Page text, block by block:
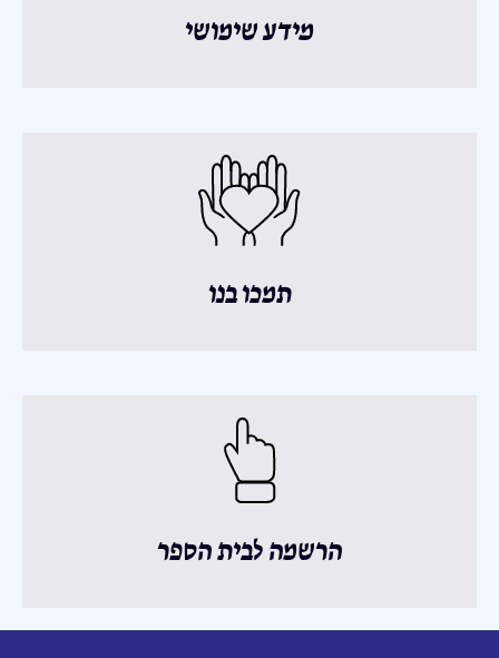
מידע שימושי
תמכו בנו
הרשמה לבית הספר